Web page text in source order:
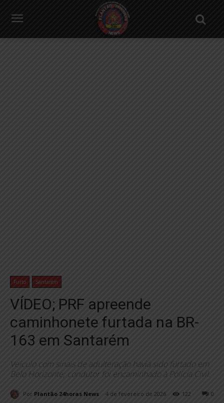
Furto Santarém
VÍDEO; PRF apreende
caminhonete furtada na BR-
163 em Santarém
Veículo com sinais de adulteração havia sido furtado em
Belo Horizonte; condutor foi encaminhado à Polícia Civil.
Por Plantão 24horas News 4 de fevereiro de 2026 0
122